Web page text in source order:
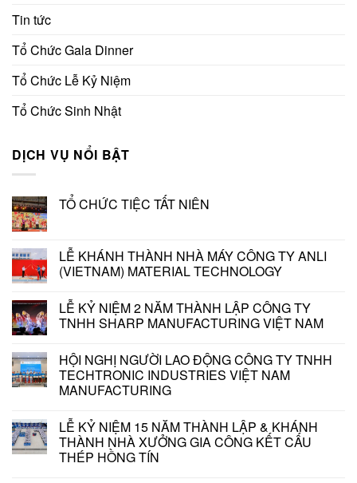
Tin tức
Tổ Chức Gala Dinner
Tổ Chức Lễ Kỷ Niệm
Tổ Chức Sinh Nhật
DỊCH VỤ NỔI BẬT
TỔ CHỨC TIỆC TẤT NIÊN
LỄ KHÁNH THÀNH NHÀ MÁY CÔNG TY ANLI
(VIETNAM) MATERIAL TECHNOLOGY
LỄ KỶ NIỆM 2 NĂM THÀNH LẬP CÔNG TY
TNHH SHARP MANUFACTURING VIỆT NAM
HỘI NGHỊ NGƯỜI LAO ĐỘNG CÔNG TY TNHH
TECHTRONIC INDUSTRIES VIỆT NAM
MANUFACTURING
LỄ KỶ NIỆM 15 NĂM THÀNH LẬP & KHÁNH
THÀNH NHÀ XƯỞNG GIA CÔNG KẾT CẤU
THÉP HỒNG TÍN